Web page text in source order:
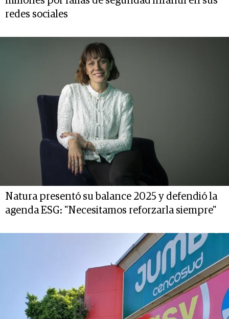
redes sociales
Natura presentó su balance 2025 y defendió la
agenda ESG: "Necesitamos reforzarla siempre"